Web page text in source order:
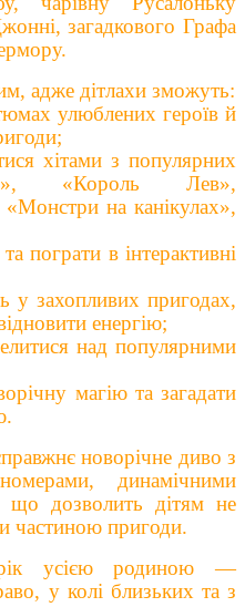
загадкового Графа
адже дітлахи зможуть:
улюблених героїв й
хітами з популярних
«Король Лев»,
на канікулах»,
пограти в інтерактивні
у захопливих пригодах,
енергію;
над популярними
магіюта загадати
.
новорічне диво з
динамічними
що дозволить дітям не
частиною пригоди.
усією родиною —
у колі близьких та з